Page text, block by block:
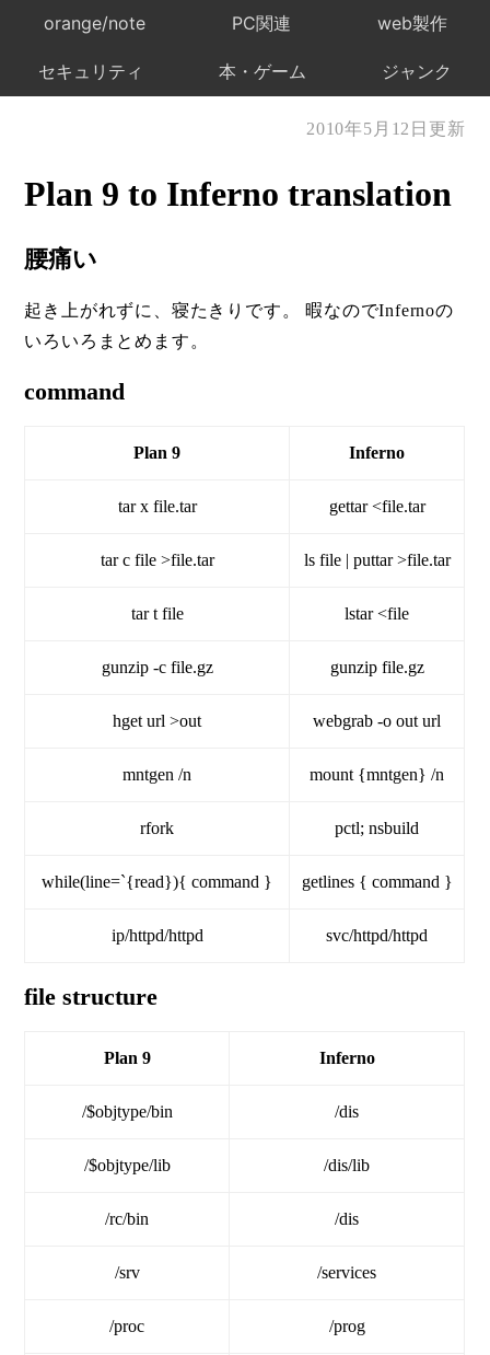
orange/note PC関連 web製作
セキュリティ 本・ゲーム ジャンク
2010年5月12日更新
Plan 9 to Inferno translation
腰痛い
起き上がれずに、寝たきりです。 暇なのでInfernoの
いろいろまとめます。
command
Plan 9 Inferno
tar x file.tar gettar <file.tar
tar c file >file.tar ls file | puttar >file.tar
tar t file lstar <file
gunzip -c file.gz gunzip file.gz
hget url >out webgrab -o out url
mntgen /n mount {mntgen} /n
rfork pctl; nsbuild
while(line=`{read}){ command } getlines { command }
ip/httpd/httpd svc/httpd/httpd
file structure
Plan 9 Inferno
/$objtype/bin /dis
/$objtype/lib /dis/lib
/rc/bin /dis
/srv /services
/proc /prog